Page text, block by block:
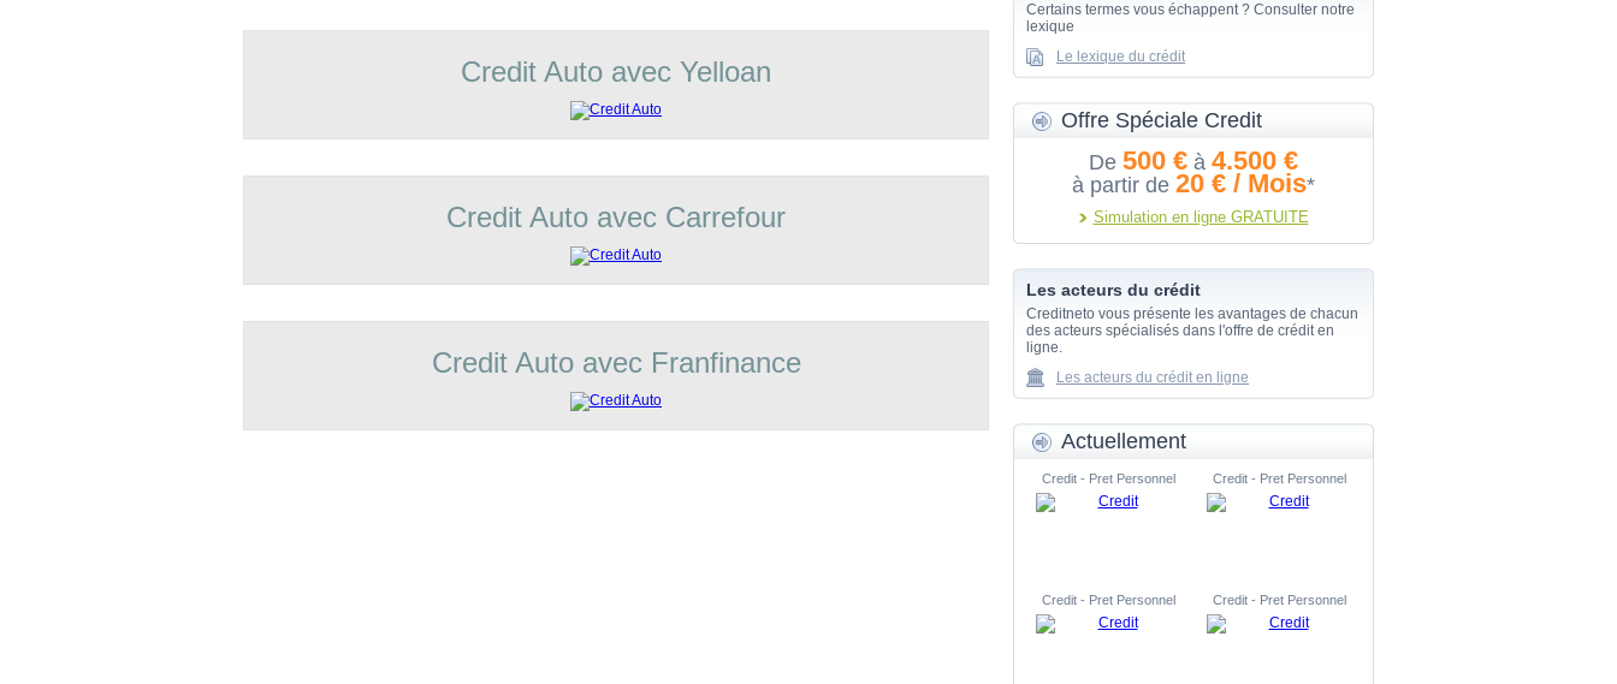
Credit Auto avec Yelloan
Credit Auto avec Carrefour
Credit Auto avec Franfinance
Certains termes vous échappent ? Consulter notre
lexique
Le lexique du crédit
Offre Spéciale Credit
De 500 € à 4.500 €
à partir de 20 € / Mois*
Simulation en ligne GRATUITE
Les acteurs du crédit
Creditneto vous présente les avantages de chacun
des acteurs spécialisés dans l'offre de crédit en
ligne.
Les acteurs du crédit en ligne
Actuellement
Credit - Pret Personnel Credit - Pret Personnel
Credit - Pret Personnel Credit - Pret Personnel